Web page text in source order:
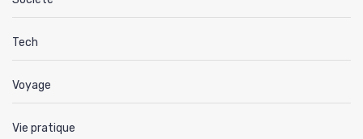
Tech
Voyage
Vie pratique